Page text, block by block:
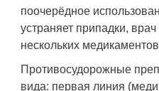
поочерёдное
устраняет припадки,
нескольких
Противосудорожные
вида: первая линия